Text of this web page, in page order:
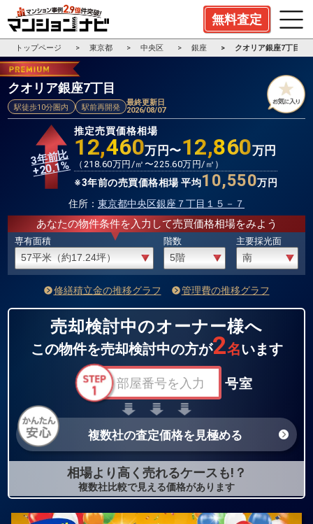
無料査定
トップページ 東京都 中央区 銀座 クオリア銀座7丁目
クオリア銀座7丁目
駅徒歩10分圏内 駅前再開発
最終更新日
2026/08/07
3年前比
+20.1%
推定売買価格相場
12,460万円〜12,860万円
（ 218.60万円/㎡〜225.60万円/㎡）
※3年前の売買価格相場 平均10,550万円
住所： 東京都中央区銀座７丁目１５－７
あなたの物件条件を入力して売買価格相場をみよう
専有面積 階数 主要採光面
修繕積立金の推移グラフ 管理費の推移グラフ
売却検討中のオーナー様へ
この物件を売却検討中の方が2名います
号室
複数社の査定価格を見極める
相場より高く売れるケースも!？
複数社比較で見える価格があります